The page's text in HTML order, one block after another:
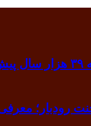
معرفی ۷ مقصد